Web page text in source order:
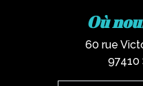
Où
60 rue
97410